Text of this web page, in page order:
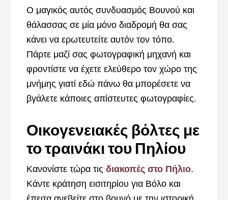
Ο μαγικός αυτός συνδυασμός Βουνού και
θάλασσας σε μία μόνο διαδρομή θα σας
κάνει να ερωτευτείτε αυτόν τον τόπο.
Πάρτε μαζί σας φωτογραφική μηχανή και
φροντίστε να έχετε ελεύθερο τον χώρο της
μνήμης γιατί εδώ πάνω θα μπορέσετε να
βγάλετε κάποιες απίστευτες φωτογραφίες.
Οικογενειακές βόλτες με
το τραινάκι του Πηλίου
Κανονίστε τώρα τιςδιακοπές στο Πήλιο.
Κάντε κράτηση εισιτηρίου για Βόλο και